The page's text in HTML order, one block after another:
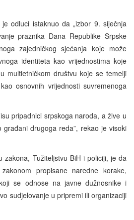
odluci istaknuo da „izbor 9. siječnja
praznika Dana Republike Srpske
zajedničkog sjećanja koje može
identiteta kao vrijednostima koje
multietničkom društvu koje se temelji
osnovnih vrijednosti suvremenoga
pripadnici srpskoga naroda, a žive u
drugoga reda”, rekao je visoki
zakona, Tužiteljstvu BiH i policiji, je da
propisane naredne korake,
se odnose na javne dužnosnike i
sudjelovanje u pripremi ili organizaciji